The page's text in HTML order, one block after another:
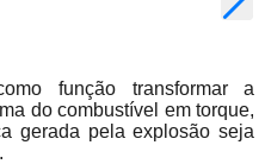
função transformar a
do combustível em torque,
gerada pela explosão seja